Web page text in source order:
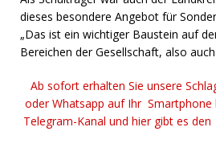
dieses besondere Angebot für
„Das ist ein wichtiger Baustein auf
Bereichen der Gesellschaft, also
Ab sofort erhalten Sie unsere
oder Whatsapp auf Ihr Smartphone
Telegram-Kanal und hier gibt es